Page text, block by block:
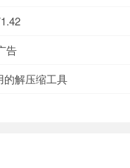
告
的解压缩工具